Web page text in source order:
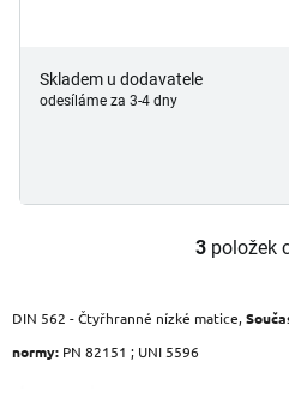
Skladem u dodavatele
odesíláme za 3-4 dny
O
á
3 položek
DIN 562 - Čtyřhranné nízké matice,
normy: PN 82151 ; UNI 5596